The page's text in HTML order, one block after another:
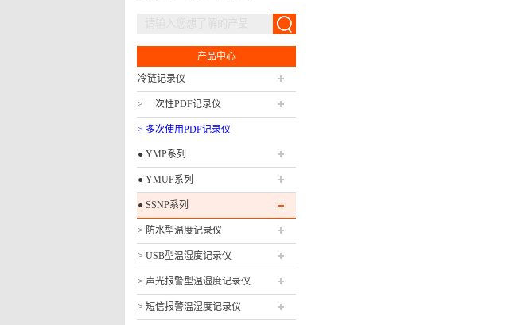
产品中心
冷链记录仪
> 一次性PDF记录仪
> 多次使用PDF记录仪
● YMP系列
● YMUP系列
● SSNP系列
> 防水型温度记录仪
> USB型温湿度记录仪
> 声光报警型温湿度记录仪
> 短信报警温湿度记录仪